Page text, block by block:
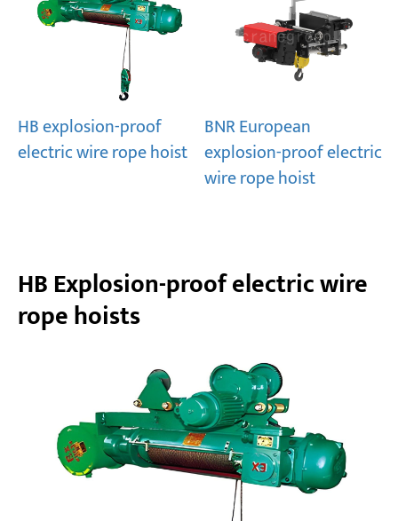
HB explosion-proof
electric wire rope hoist
BNR European
explosion-proof electric
wire rope hoist
HB Explosion-proof electric wire
rope hoists